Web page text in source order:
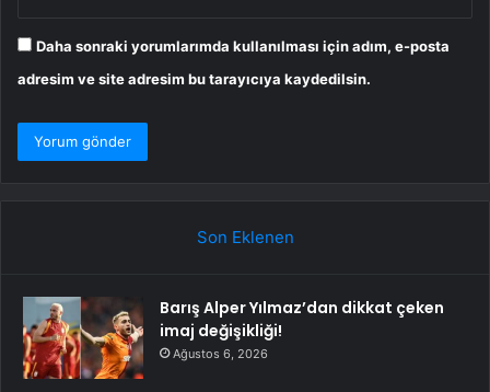
Daha sonraki yorumlarımda kullanılması için adım, e-posta
adresim ve site adresim bu tarayıcıya kaydedilsin.
Son Eklenen
Barış Alper Yılmaz’dan dikkat çeken
imaj değişikliği!
Ağustos 6, 2026